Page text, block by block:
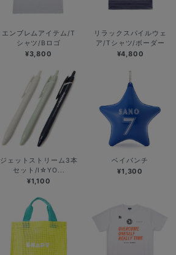
エンブレムアイテム/T
シャツ/Bロゴ
¥3,800
リラックスパイルウェ
ア/Tシャツ/ボーダー
¥4,800
ジェットストリーム3本
セット/I☆YO...
¥1,100
ベイパンチ
¥1,300